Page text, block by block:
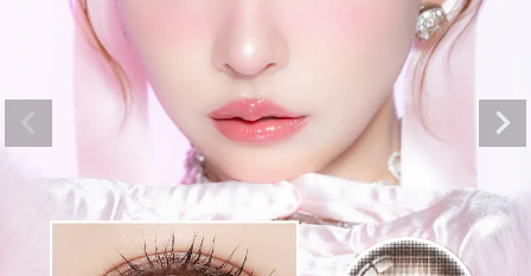
マジェットリラックス ミ
スドール 14.5mm
(税込)
発送について